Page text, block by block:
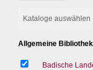
Kataloge auswählen
Allgemeine
Badische